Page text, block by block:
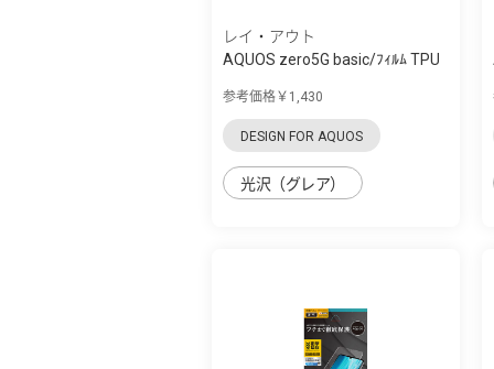
レイ・アウト
AQUOS zero5G basic/ﾌｨﾙﾑ TPU
参考価格￥1,430
DESIGN FOR AQUOS
光沢（グレア）